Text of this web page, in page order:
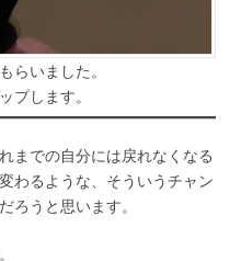
らいました。
プします。
までの自分には戻れなくなる
わるような、そういうチャン
ろうと思います。